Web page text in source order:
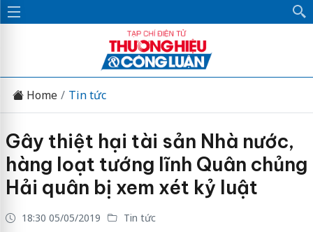
Home Tin tức
Gây thiệt hại tài sản Nhà nước,
hàng loạt tướng lĩnh Quân chủng
Hải quân bị xem xét kỷ luật
18:30 05/05/2019 Tin tức